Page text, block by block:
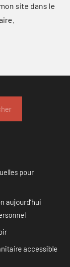
site dans le
pour
aujourd’hui
accessible